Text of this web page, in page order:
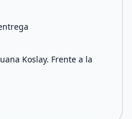
Koslay. Frente a la